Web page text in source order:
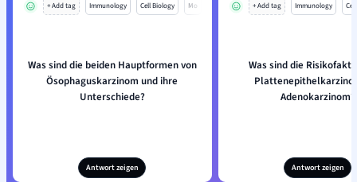
+ Add tag Immunology Cell Biology Mo
Was sind die beiden Hauptformen von
Ösophaguskarzinom und ihre
Unterschiede?
Antwort zeigen
+ Add tag Immunology
Was sind die
Adenokarzinom?
Antwort zeigen